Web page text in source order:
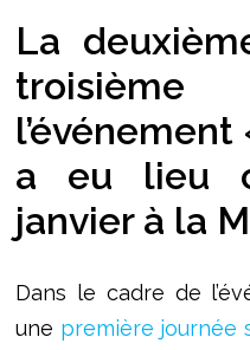
La
a eu lieu
janvier à la
Dans le cadre de
une première journée